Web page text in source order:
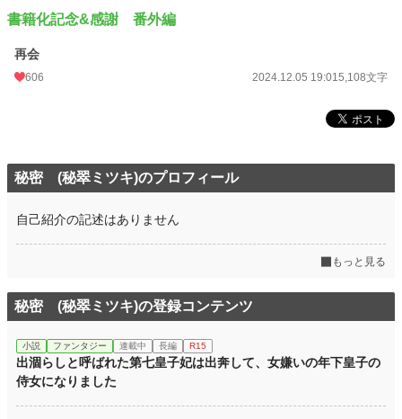
初回公開日時 2021.11.21 22:24
初回完結日時
週間ポイント
累計ポイント 5,870,892 pt (616 位)
書籍化記念&感謝 番外編
再会
606 2024.12.05 19:015,108文字
秘密 (秘翠ミツキ)のプロフィール
自己紹介の記述はありません
もっと見る
秘密 (秘翠ミツキ)の登録コンテンツ
小説 ファンタジー 連載中 長編 R15
出涸らしと呼ばれた第七皇子妃は出奔して、女嫌いの年下皇子の
侍女になりました